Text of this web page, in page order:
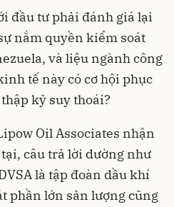
đầu tư phải đánh giá lại
nắm quyền kiểm soát
và liệu ngành công
tế này có cơ hội phục
kỷ suy thoái?
Oil Associates nhận
câu trả lời dường như
là tập đoàn dầu khí
phần lớn sản lượng cũng